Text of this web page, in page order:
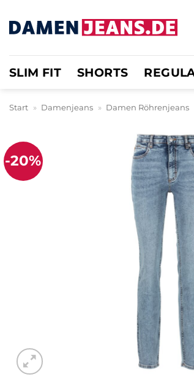
Inhalt
SLIM FIT SHORTS
Start » Damenjeans » Damen Röhrenjeans
-20%